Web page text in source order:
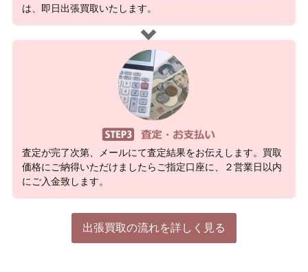
は、即日出張買取いたします。
査定が完了次第、メールにて査定結果をお伝えします。買取
価格にご納得いただけましたらご指定口座に、２営業日以内
にご入金致します。
出張買取の流れを詳しく見る